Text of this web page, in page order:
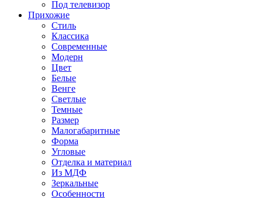
Под телевизор
Прихожие
Стиль
Классика
Современные
Модерн
Цвет
Белые
Венге
Светлые
Темные
Размер
Малогабаритные
Форма
Угловые
Отделка и материал
Из МДФ
Зеркальные
Особенности